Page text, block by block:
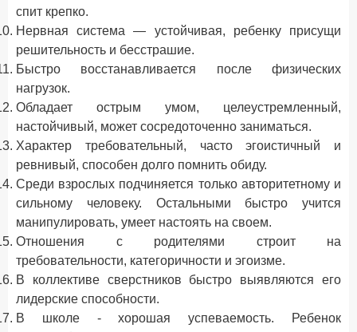
спит крепко.
Нервная система — устойчивая, ребенку присущи
решительность и бесстрашие.
Быстро восстанавливается после физических
нагрузок.
Обладает острым умом, целеустремленный,
настойчивый, может сосредоточенно заниматься.
Характер требовательный, часто эгоистичный и
ревнивый, способен долго помнить обиду.
Среди взрослых подчиняется только авторитетному и
сильному человеку. Остальными быстро учится
манипулировать, умеет настоять на своем.
Отношения с родителями строит на
требовательности, категоричности и эгоизме.
В коллективе сверстников быстро выявляются его
лидерские способности.
В школе - хорошая успеваемость. Ребенок